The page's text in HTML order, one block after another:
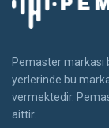
Pemaster markası
yerlerinde bu
vermektedir.
aittir.